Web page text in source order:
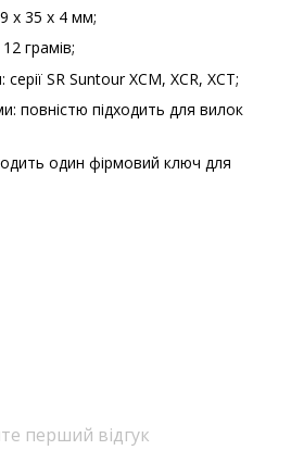
х 35 х 4 мм;
грамів;
SR Suntour XCM, XCR, XCT;
повністю підходить для вилок
один фірмовий ключ для
перший відгук